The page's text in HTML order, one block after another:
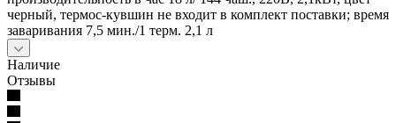
черный, термос-кувшин не входит в комплект поставки; время
заваривания 7,5 мин./1 терм. 2,1 л
Наличие
Отзывы